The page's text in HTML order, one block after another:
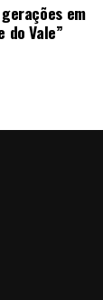
em
do Vale”